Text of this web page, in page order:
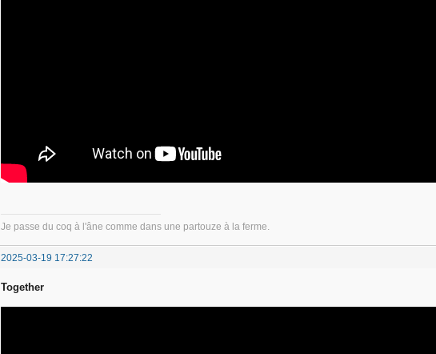
Je passe du coq à l'âne comme dans une partouze à la ferme.
2025-03-19 17:27:22
Together